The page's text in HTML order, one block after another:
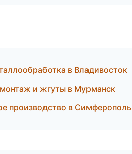
в Владивосток
и жгуты в Мурманск
производство в Симферополь